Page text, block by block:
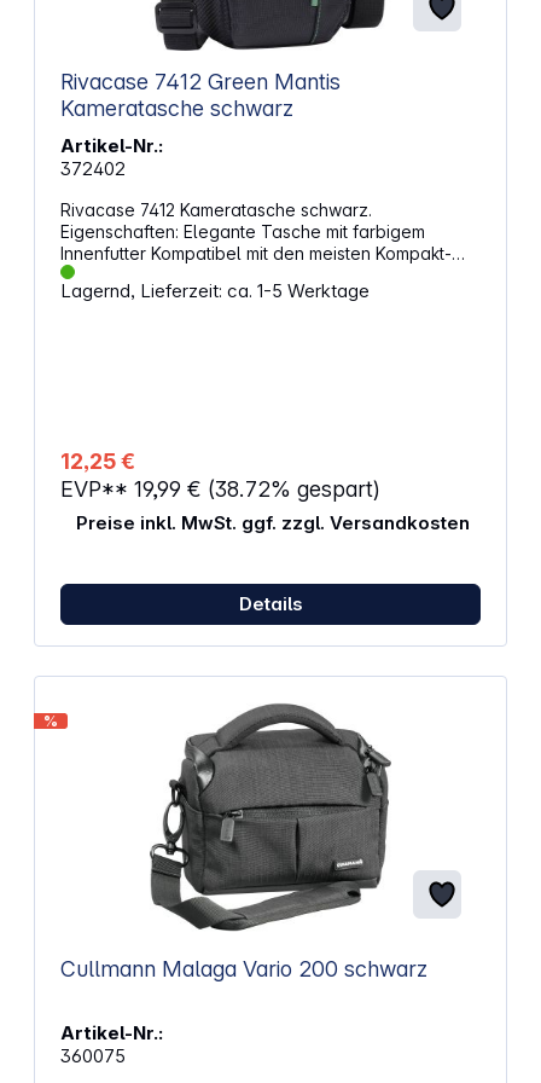
Rivacase 7412 Green Mantis
Kameratasche schwarz
Artikel-Nr.:
372402
Rivacase 7412 Kameratasche schwarz.
Eigenschaften: Elegante Tasche mit farbigem
Innenfutter Kompatibel mit den meisten Kompakt-
und Systemkameras mit Wechselobjektiv
Passgenau für Sony NEX-5 Kit und Nikon-J1 Kit
und schnellen Zugriff, damit kein Motiv verpasst
wird
Lagernd, Lieferzeit: ca. 1-5 Werktage
12,25 €
EVP** 19,99 € (38.72% gespart)
Preise inkl. MwSt. ggf. zzgl. Versandkosten
Details
%
Cullmann Malaga Vario 200 schwarz
Artikel-Nr.:
360075